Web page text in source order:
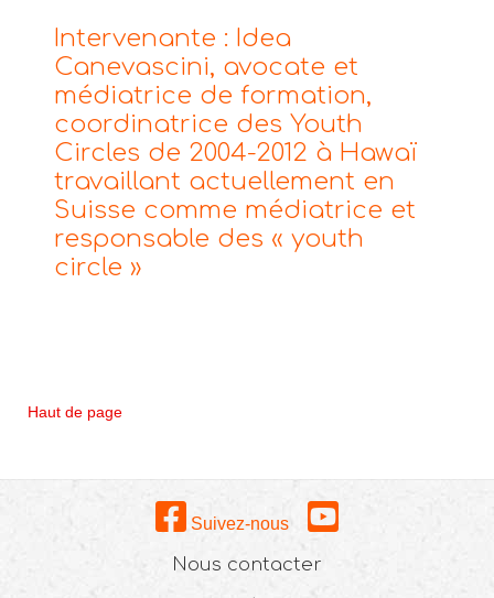
Intervenante : Idea
Canevascini, avocate et
médiatrice de formation,
coordinatrice des Youth
Circles de 2004-2012 à Hawaï
travaillant actuellement en
Suisse comme médiatrice et
responsable des « youth
circle »
Haut de page
Suivez-nous
Nous contacter